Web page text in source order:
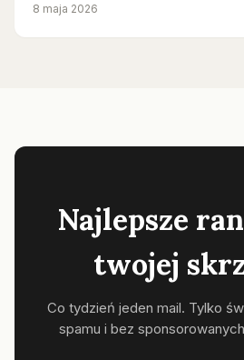
8 maja 2026
Najlepsze
twojej
Co tydzień jeden mail. Tylko
spamu i bez